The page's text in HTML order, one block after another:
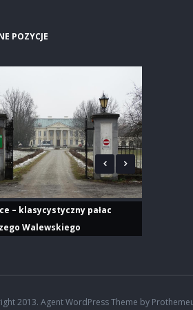
POZYCJE
– klasycystyczny pałac
Walewskiego
2013. Agent WordPress Theme by